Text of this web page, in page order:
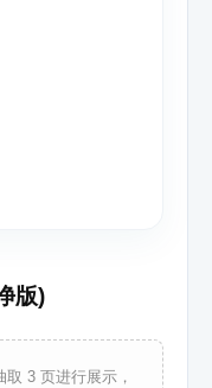
版)
3 页进行展示，